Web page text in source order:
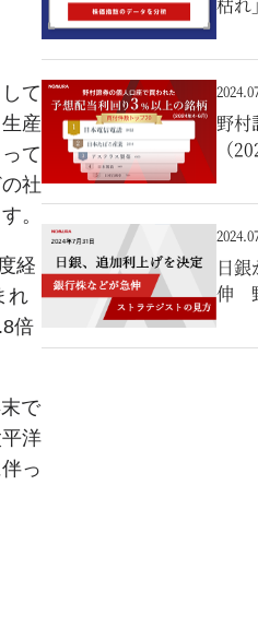
て
産
て
社
。
経
れ
倍
で
洋
っ
野村
（
日
伸